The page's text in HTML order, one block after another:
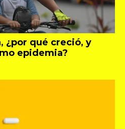
¿por qué creció, y
epidemia?